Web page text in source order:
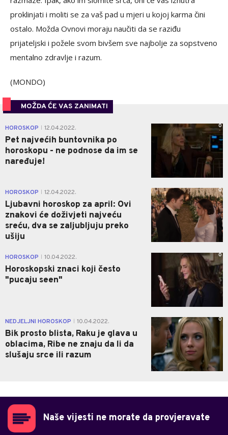
proklinjati i moliti se za vaš pad u mjeri u kojoj karma čini
ostalo. Možda Ovnovi moraju naučiti da se raziđu
prijateljski i požele svom bivšem sve najbolje za sopstveno
mentalno zdravlje i razum.
(MONDO)
MOŽDA ĆE VAS ZANIMATI
HOROSKOP 12.04.2022.
Pet najvećih buntovnika po
horoskopu - ne podnose da im se
naređuje!
0
HOROSKOP 12.04.2022.
Ljubavni horoskop za april: Ovi
znakovi će doživjeti najveću
sreću, dva se zaljubljuju preko
ušiju
0
HOROSKOP 10.04.2022.
Horoskopski znaci koji često
"pucaju seen"
0
NEDJELJNI HOROSKOP 10.04.2022.
Bik prosto blista, Raku je glava u
oblacima, Ribe ne znaju da li da
slušaju srce ili razum
0
Naše vijesti ne morate da provjeravate